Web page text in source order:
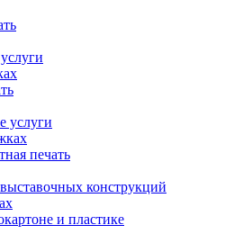
услуги
печать
конструкций
и пластике